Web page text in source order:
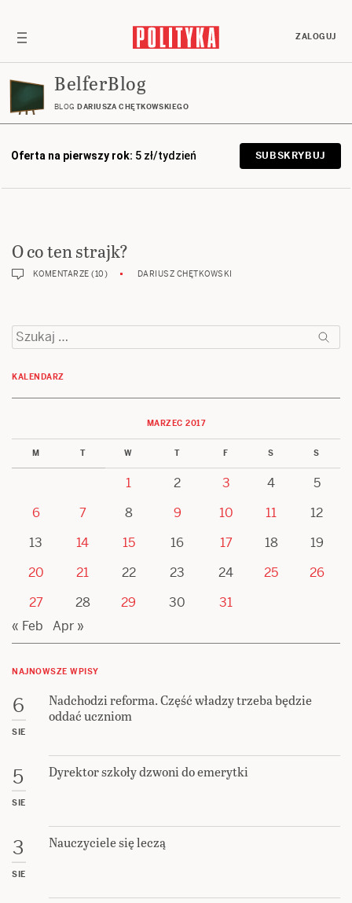
ZALOGUJ
BelferBlog
BLOG DARIUSZA CHĘTKOWSKIEGO
Oferta na pierwszy rok: 5 zł/tydzień SUBSKRYBUJ
O co ten strajk?
KOMENTARZE (10) DARIUSZ CHĘTKOWSKI
Szukaj:
KALENDARZ
MARZEC 2017
M T W T F S S
1 2 3 4
5
6
7 8 9 10 11
12
13
14 15 16 17 18
19
20
21 22 23 24 25
26
27
28 29 30
31
« Feb
Apr »
NAJNOWSZE WPISY
6
SIE
Nadchodzi reforma. Część władzy trzeba będzie
oddać uczniom
5
SIE
Dyrektor szkoły dzwoni do emerytki
3
SIE
Nauczyciele się leczą